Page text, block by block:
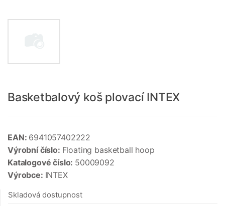
Basketbalový koš plovací INTEX
EAN: 6941057402222
Výrobní číslo: Floating basketball hoop
Katalogové číslo: 50009092
Výrobce: INTEX
Skladová dostupnost